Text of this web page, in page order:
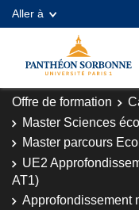
Aller à
Offre de formation
Master Sciences
Master parcours
UE2
AT1)
Approfondissement